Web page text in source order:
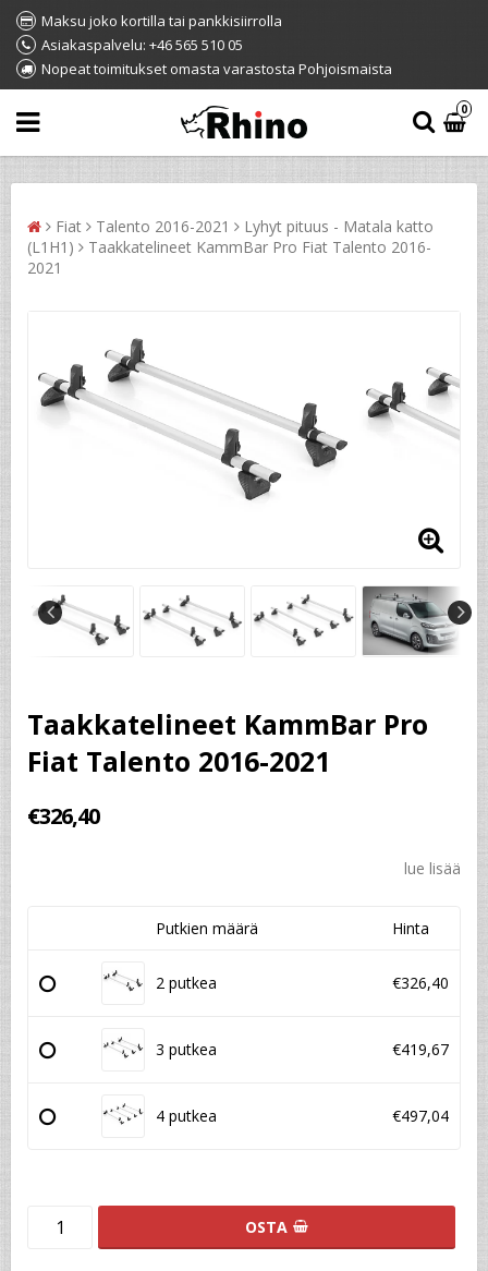
Maksu joko kortilla tai pankkisiirrolla
Asiakaspalvelu: +46 565 510 05
Nopeat toimitukset omasta varastosta Pohjoismaista
0
Fiat Talento 2016-2021
Lyhyt pituus - Matala katto
(L1H1)
Taakkatelineet KammBar Pro Fiat Talento 2016-
2021
Taakkatelineet KammBar Pro
Fiat Talento 2016-2021
€326,40
lue lisää
Putkien määrä Hinta
2 putkea €326,40
3 putkea €419,67
4 putkea €497,04
OSTA